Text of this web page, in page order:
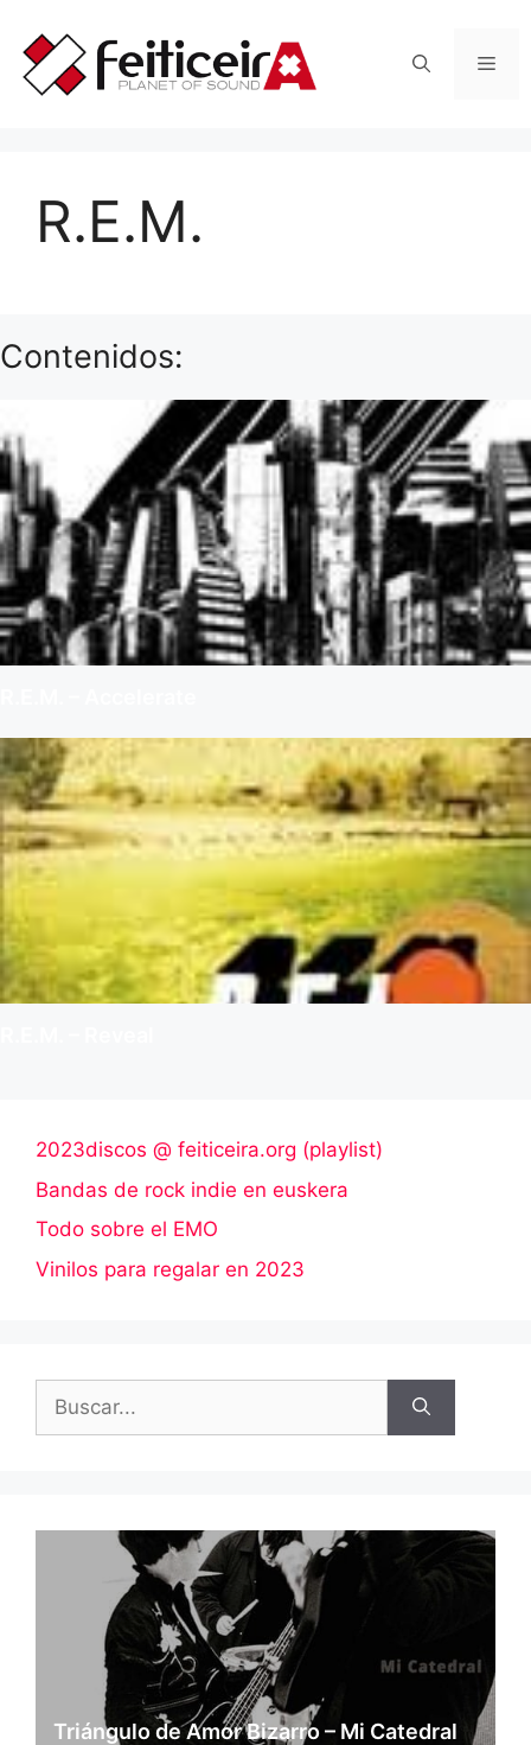
contenido
R.E.M.
Contenidos:
2023discos @ feiticeira.org (playlist)
Bandas de rock indie en euskera
Todo sobre el EMO
Vinilos para regalar en 2023
Triángulo de Amor Bizarro – Mi Catedral